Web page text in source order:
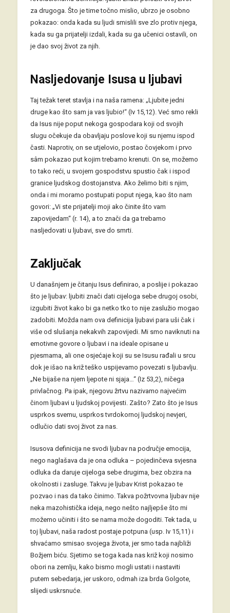
za drugoga. Što je time točno mislio, ubrzo je osobno
pokazao: onda kada su ljudi smislili sve zlo protiv njega,
kada su ga prijatelji izdali, kada su ga učenici ostavili, on
je dao svoj život za njih.
Nasljedovanje Isusa u ljubavi
Taj težak teret stavlja i na naša ramena: „Ljubite jedni
druge kao što sam ja vas ljubio!“ (Iv 15,12). Već smo rekli
da Isus nije poput nekoga gospodara koji od svojih
slugu očekuje da obavljaju poslove koji su njemu ispod
časti. Naprotiv, on se utjelovio, postao čovjekom i prvo
sâm pokazao put kojim trebamo krenuti. On se, možemo
to tako reći, u svojem gospodstvu spustio čak i ispod
granice ljudskog dostojanstva. Ako želimo biti s njim,
onda i mi moramo postupati poput njega, kao što nam
govori: „Vi ste prijatelji moji ako činite što vam
zapovijedam“ (r. 14), a to znači da ga trebamo
nasljedovati u ljubavi, sve do smrti.
Zaključak
U današnjem je čitanju Isus definirao, a poslije i pokazao
što je ljubav: ljubiti znači dati cijeloga sebe drugoj osobi,
izgubiti život kako bi ga netko tko to nije zaslužio mogao
zadobiti. Možda nam ova definicija ljubavi para uši čak i
više od slušanja nekakvih zapovijedi. Mi smo naviknuti na
emotivne govore o ljubavi i na ideale opisane u
pjesmama, ali one osjećaje koji su se Isusu rađali u srcu
dok je išao na križ teško uspijevamo povezati s ljubavlju.
„Ne bijaše na njem ljepote ni sjaja…“ (Iz 53,2), ničega
privlačnog. Pa ipak, njegovu žrtvu nazivamo najvećim
činom ljubavi u ljudskoj povijesti. Zašto? Zato što je Isus
usprkos svemu, usprkos tvrdokornoj ljudskoj nevjeri,
odlučio dati svoj život za nas.
Isusova definicija ne svodi ljubav na područje emocija,
nego naglašava da je ona odluka – pojedinčeva svjesna
odluka da daruje cijeloga sebe drugima, bez obzira na
okolnosti i zasluge. Takvu je ljubav Krist pokazao te
pozvao i nas da tako činimo. Takva požrtvovna ljubav nije
neka mazohistička ideja, nego nešto najljepše što mi
možemo učiniti i što se nama može dogoditi. Tek tada, u
toj ljubavi, naša radost postaje potpuna (usp. Iv 15,11) i
shvaćamo smisao svojega života, jer smo tada najbliži
Božjem biću. Sjetimo se toga kada nas križ koji nosimo
obori na zemlju, kako bismo mogli ustati i nastaviti
putem sebedarja, jer uskoro, odmah iza brda Golgote,
slijedi uskrsnuće.